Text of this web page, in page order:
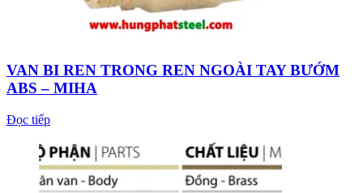
VAN BI REN TRONG REN NGOÀI TAY BƯỚM
ABS – MIHA
Đọc tiếp